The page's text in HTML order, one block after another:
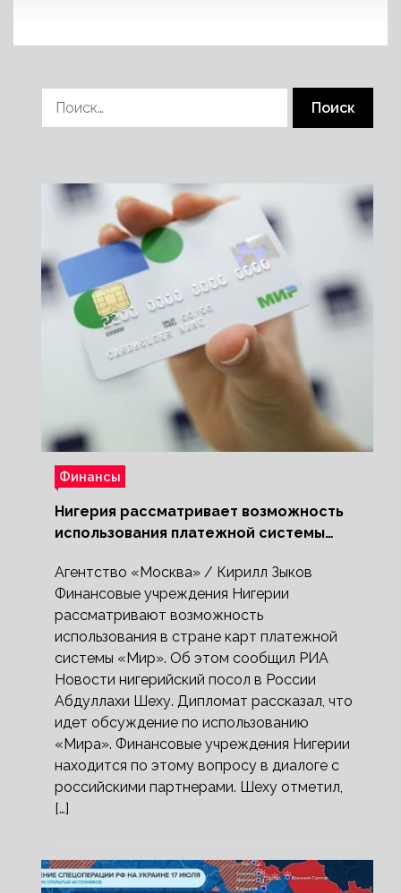
Финансы
Нигерия рассматривает возможность
использования платежной системы
Агентство «Москва» / Кирилл Зыков
Финансовые учреждения Нигерии
рассматривают возможность
использования в стране карт платежной
системы «Мир». Об этом сообщил РИА
Новости нигерийский посол в России
Абдуллахи Шеху. Дипломат рассказал, что
идет обсуждение по использованию
«Мира». Финансовые учреждения Нигерии
находится по этому вопросу в диалоге с
российскими партнерами. Шеху отметил,
[…]